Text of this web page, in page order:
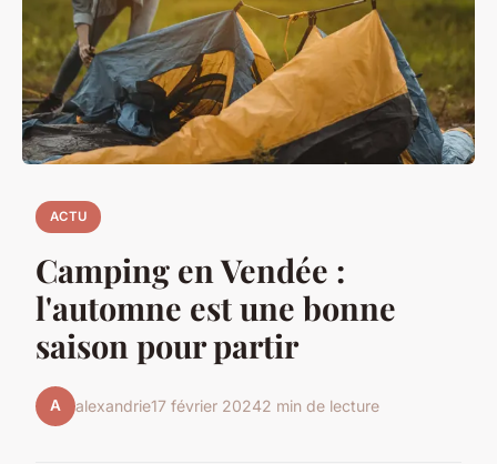
ACTU
Camping en Vendée :
l'automne est une bonne
saison pour partir
A alexandrie17 février 20242 min de lecture